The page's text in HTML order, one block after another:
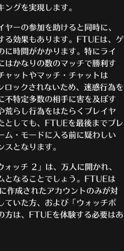
グを実現します。
ーの参加を助けると同時に、
る効果もあります。FTUEは、ゲ
に時間がかかります。特にライ
はかなりの数のマッチで勝利す
ャットやマッチ・チャットは
ロックされないため、迷惑行為を
不特定多数の相手に害を及ぼす
荒らし行為をはたらくプレイヤ
としても、FTUEを最後までプレ
ム・モードに入る前に疑わしい
スとなります。
ッチ 2」は、万人に開かれ、
となることでしょう。FTUEは
作成されたアカウントのみが対
ていた方、および「ウォッチポ
方は、FTUEを体験する必要はあ